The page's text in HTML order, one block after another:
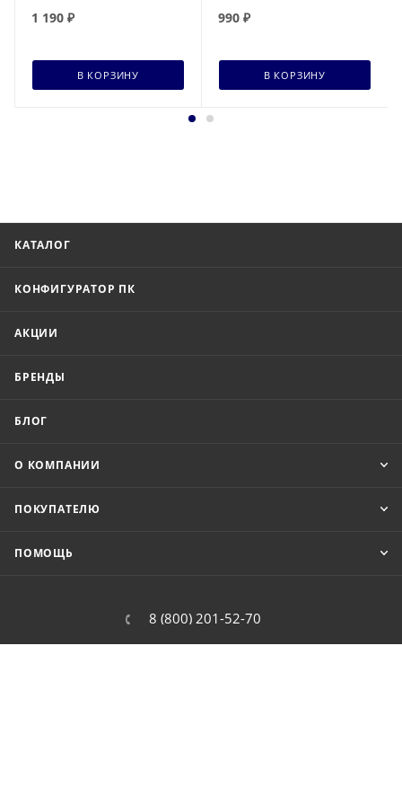
1 190 ₽
В КОРЗИНУ
990 ₽
В КОРЗИНУ
КАТАЛОГ
КОНФИГУРАТОР ПК
АКЦИИ
БРЕНДЫ
БЛОГ
О КОМПАНИИ
ПОКУПАТЕЛЮ
ПОМОЩЬ
8 (800) 201-52-70
order@cit.ru